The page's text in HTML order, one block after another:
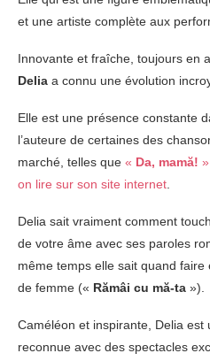
et une artiste complète aux
Innovante et fraîche, toujours en
Delia a connu une évolution
Elle est une présence constante
l’auteure de certaines des
marché, telles que « Da, mamă!
on lire sur son site internet
Delia sait vraiment comment
de votre âme avec ses paroles
même temps elle sait quand
de femme (« Rămâi cu mă-ta »).
Caméléon et inspirante, Delia est
reconnue avec des spectacles